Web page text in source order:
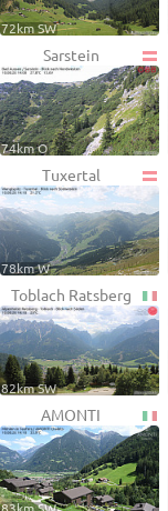
72km SW
Sarstein
74km O
Tuxertal
78km W
Toblach Ratsberg
82km SW
AMONTI